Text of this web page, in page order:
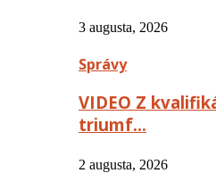
3 augusta, 2026
Správy
VIDEO Z
triumf…
2 augusta, 2026